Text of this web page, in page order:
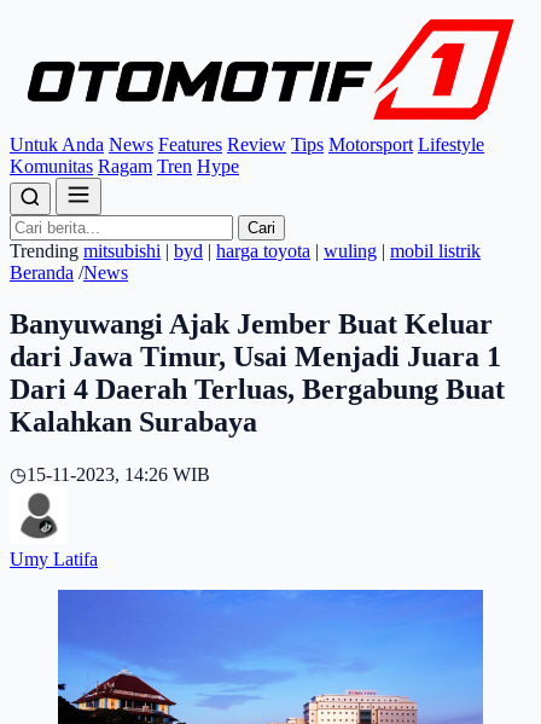
Untuk Anda News Features Review Tips Motorsport Lifestyle
Komunitas Ragam Tren Hype
Cari
Trending mitsubishi | byd | harga toyota | wuling | mobil listrik
Beranda /News
Banyuwangi Ajak Jember Buat Keluar
dari Jawa Timur, Usai Menjadi Juara 1
Dari 4 Daerah Terluas, Bergabung Buat
Kalahkan Surabaya
◷15-11-2023, 14:26 WIB
Umy Latifa